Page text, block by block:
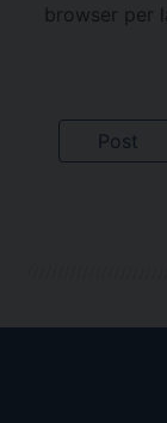
browser per